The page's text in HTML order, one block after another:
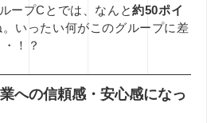
ープCとでは、なんと約50ポイ
いったい何がこのグループに差
！？
への信頼感・安心感になっ